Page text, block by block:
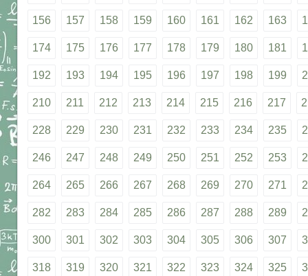
156 157 158 159 160 161 162 163
174 175 176 177 178 179 180 181
192 193 194 195 196 197 198 199
210 211 212 213 214 215 216 217
228 229 230 231 232 233 234 235
246 247 248 249 250 251 252 253
264 265 266 267 268 269 270 271
282 283 284 285 286 287 288 289
300 301 302 303 304 305 306 307
318 319 320 321 322 323 324 325